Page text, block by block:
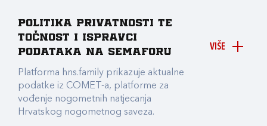
VIŠE
Politika privatnosti te
točnost i ispravci
podataka na Semaforu
Platforma hns.family prikazuje aktualne
podatke iz COMET-a, platforme za
vođenje nogometnih natjecanja
Hrvatskog nogometnog saveza.